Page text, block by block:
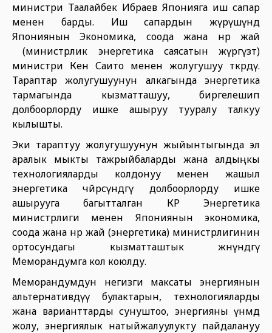
министри Таалайбек Ибраев Японияга иш сапар
менен барды. Иш сапардын жүрүшүндө
Япониянын Экономика, соода жана өнөр жай
(министрлик энергетика саясатын жүргүзөт)
министри Кен Саито менен жолугушуу өткөрдү.
Тараптар жолугушуунун алкагында энергетика
тармагында кызматташуу, биргелешип
долбоорлорду ишке ашыруу тууралу талкуу
кылышты.
Эки тараптуу жолугушуунун жыйынтыгында эл
аралык мыкты тажрыйбаларды жана алдыңкы
технологияларды колдонуу менен жашыл
энергетика чөйрөсүндөгү долбоорлорду ишке
ашырууга багытталган КР Энергетика
министрлиги менен Япониянын экономика,
соода жана өнөр жай (энергетика) министрлигинин
ортосундагы кызматташтык жөнүндөгү
Меморандумга кол коюлду.
Меморандумдун негизги максаты энергиянын
альтернативдүү булактарын, технологияларды
жана варианттарды сунуштоо, энергияны үнөмдөө
жолу, энергиялык натыйжалуулукту пайдалануу